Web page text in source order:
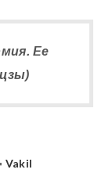
Ее
Vakil